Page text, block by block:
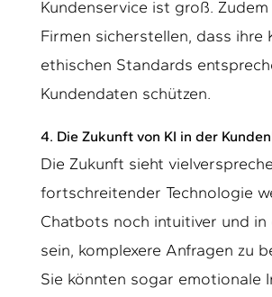
Kundenservice ist groß. Zudem
Firmen sicherstellen, dass ihre
ethischen Standards
Kundendaten schützen.
4. Die Zukunft von KI in der
Die Zukunft sieht
fortschreitender Technologie
Chatbots noch intuitiver und in
sein, komplexere Anfragen zu
Sie könnten sogar emotionale